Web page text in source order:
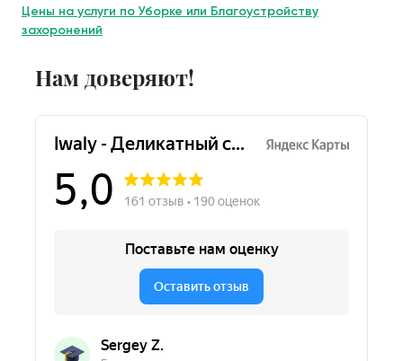
Цены на услуги по Уборке или Благоустройству
захоронений
Нам доверяют!